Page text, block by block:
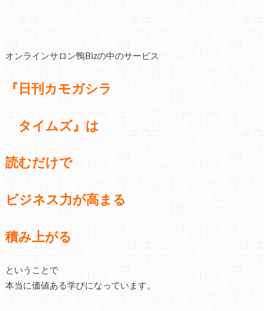
オンラインサロン鴨Bizの中のサービス
『日刊カモガシラ
タイムズ』は
読むだけで
ビジネス力が高まる
積み上がる
ということで
本当に価値ある学びになっています。